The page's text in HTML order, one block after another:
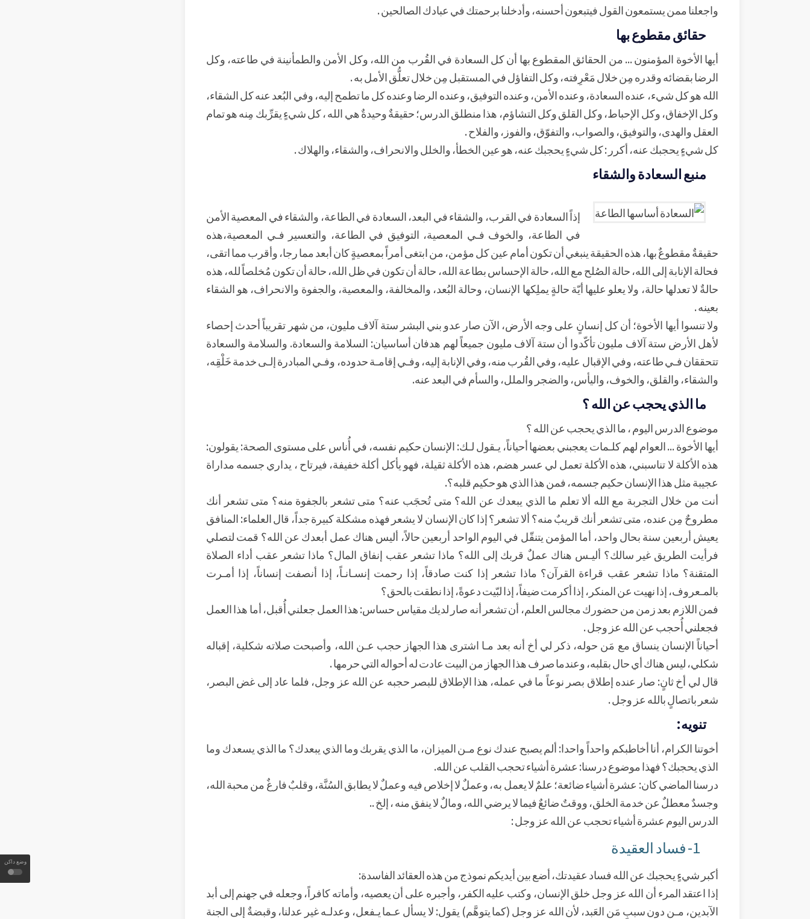
وضع داكن
واجعلنا ممن يستمعون القول فيتبعون أحسنه، وأدخلنا برحمتك في عبادك الصالحين .
حقائق مقطوع بها
أيها الأخوة المؤمنون ... من الحقائق المقطوع بها أن كل السعادة في القُرب من الله، وكل الأمن والطمأنينة في طاعته، وكل
الرضا بقضائه وقدره مِن خلال مَعْرِفته، وكل التفاؤل في المستقبل مِن خلال تعلُّق الأمل به .
الله هو كل شيء، عنده السعادة، وعنده الأمن، وعنده التوفيق، وعنده الرضا وعنده كل ما تطمح إليه، وفي البُعد عنه كل الشقاء،
وكل الإخفاق، وكل الإحباط، وكل القلق وكل التشاؤم، هذا منطلق الدرس؛ حقيقةٌ وحيدةٌ هي الله ، كل شيءٍ يقرِّبك مِنه هو تمام
العقل والهدى، والتوفيق، والصواب، والتفوّق، والفوز، والفلاح .
كل شيءٍ يحجبك عنه، أكرر : كل شيءٍ يحجبك عنه، هو عين الخطأ، والخلل والانحراف، والشقاء، والهلاك .
منبع السعادة والشقاء
إذاً السعادة في القرب، والشقاء في البعد، السعادة في الطاعة، والشقاء في المعصية الأمن
في الطاعة، والخوف فـي المعصية، التوفيق في الطاعة، والتعسير فـي المعصية،هذه
حقيقةٌ مقطوعٌ بها، هذه الحقيقة ينبغي أن تكون أمام عين كل مؤمن، من ابتغى أمراً بمعصيةٍ كان أبعد مما رجا، وأقرب مما اتقى،
فحالة الإنابة إلى الله، حالة الصُلح مع الله، حالة الإحساس بطاعة الله، حالة أن تكون في ظل الله، حالة أن تكون مُخلصاً لله، هذه
حالةٌ لا تعدلها حالة، ولا يعلو عليها أيّة حالةٍ يملِكها الإنسان، وحالة البُعد، والمخالفة، والمعصية، والجفوة والانحراف، هو الشقاء
بعينه .
ولا تنسوا أيها الأخوة؛ أن كل إنسانٍ على وجه الأرض، الآن صار عدو بني البشر ستة آلاف مليون، من شهر تقريباً أحدث إحصاء
لأهل الأرض ستة آلاف مليون تأكّدوا أن ستة آلاف مليون جميعاً لهم هدفان أساسيان: السلامة والسعادة. والسلامة والسعادة
تتحققان فـي طاعته، وفي الإقبال عليه، وفي القُرب منه، وفي الإنابة إليه، وفـي إقامـة حدوده، وفـي المبادرة إلـى خدمة خَلْقِه،
والشقاء، والقلق، والخوف، واليأس، والضجر والملل، والسأم في البعد عنه.
ما الذي يحجب عن الله ؟
موضوع الدرس اليوم ، ما الذي يحجب عن الله ؟
أيها الأخوة ... العوام لهم كلـمات يعجبني بعضها أحياناً، يـقول لـك: الإنسان حكيم نفسه، في أُناس على مستوى الصحة: يقولون:
هذه الأكلة لا تناسبني، هذه الأكلة تعمل لي عسر هضم، هذه الأكلة ثقيلة، فهو يأكل أكلة خفيفة، فيرتاح ، يداري جسمه مداراة
عجيبة مثل هذا الإنسان حكيم جسمه، فمن هذا الذي هو حكيم قلبه؟.
أنت من خلال التجربة مع الله ألا تعلم ما الذي يبعدك عن الله؟ متى تُحجَب عنه؟ متى تشعر بالجفوة منه؟ متى تشعر أنك
مطروحٌ مِن عنده، متى تشعر أنك قريبٌ منه؟ ألا تشعر؟ إذا كان الإنسان لا يشعر فهذه مشكلة كبيرة جداً، قال العلماء: المنافق
يعيش أربعين سنة بحال واحد، أما المؤمن يتنقّل في اليوم الواحد أربعين حالاً، أليس هناك عمل أبعدك عن الله؟ قمت لتصلي
فرأيت الطريق غير سالك؟ أليـس هناك عملٌ قربك إلى الله؟ ماذا تشعر عقب إنفاق المال؟ ماذا تشعر عقب أداء الصلاة
المتقنة؟ ماذا تشعر عقب قراءة القرآن؟ ماذا تشعر إذا كنت صادقاً، إذا رحمت إنسـانـاً، إذا أنصفت إنساناً، إذا أمـرت
بالمـعروف، إذا نهيت عن المنكر، إذا أكرمت ضيفاً، إذا لبّيت دعوةً، إذا نطقت بالحق؟
فمن اللازم بعد زمن من حضورك مجالس العلم، أن تشعر أنه صار لديك مقياس حساس: هذا العمل جعلني أُقبل، أما هذا العمل
فجعلني أُحجب عن الله عز وجل .
أحياناً الإنسان ينساق مع مَن حوله، ذكر لي أخ أنه بعد مـا اشترى هذا الجهاز حجب عـن الله، وأصبحت صلاته شكلية، إقباله
شكلي، ليس هناك أي حال بقلبه، وعندما صرف هذا الجهاز من البيت عادت له أحواله التي حرمها .
قال لي أخ ثانٍ: صار عنده إطلاق بصر نوعاً ما في عمله، هذا الإطلاق للبصر حجبه عن الله عز وجل، فلما عاد إلى غض البصر،
شعر باتصالٍ بالله عز وجل .
تنويه:
أخوتنا الكرام، أنا أخاطبكم واحداً واحدا: ألم يصبح عندك نوع مـن الميزان، ما الذي يقربك وما الذي يبعدك؟ ما الذي يسعدك وما
الذي يحجبك؟ فهذا موضوع درسنا: عشرة أشياء تحجب القلب عن الله.
درسنا الماضي كان: عشرة أشياء ضائعة؛ علمٌ لا يعمل به، وعملٌ لا إخلاص فيه وعملٌ لا يطابق السُنَّة، وقلبٌ فارغٌ من محبة الله،
وجسدٌ معطلٌ عن خدمة الخلق، ووقتٌ ضائعٌ فيما لا يرضي الله، ومالٌ لا ينفق منه ، إلخ ..
الدرس اليوم عشرة أشياء تحجب عن الله عز وجل :
1- فساد العقيدة
أكبر شيءٍ يحجبك عن الله فساد عقيدتك، أضع بين أيديكم نموذج من هذه العقائد الفاسدة:
إذا اعتقد المرء أن الله عز وجل خلق الإنسان، وكتب عليه الكفر، وأجبره على أن يعصيه، وأماته كافراً، وجعله في جهنم إلى أبد
الآبدين، مـن دون سببٍ مَن العَبد، لأن الله عز وجل (كما يتوهَّم) يقول: لا يسأل عـما يـفعل، وعدلـه غير عدلنا، وقبضةٌ إلى الجنة